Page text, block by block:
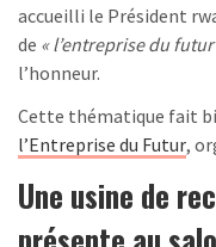
accueilli le Président
de « l’entreprise du futur
l’honneur.
Cette thématique fait
l’Entreprise du Futur,
Une usine de